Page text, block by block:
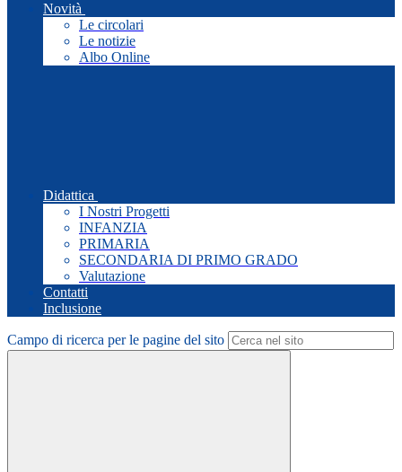
Novità
Le circolari
Le notizie
Albo Online
Didattica
I Nostri Progetti
INFANZIA
PRIMARIA
SECONDARIA DI PRIMO GRADO
Valutazione
Contatti
Inclusione
Campo di ricerca per le pagine del sito